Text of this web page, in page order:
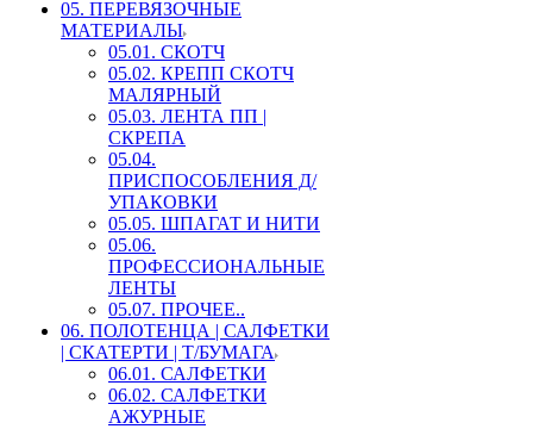
05. ПЕРЕВЯЗОЧНЫЕ
МАТЕРИАЛЫ
05.01. СКОТЧ
05.02. КРЕПП СКОТЧ
МАЛЯРНЫЙ
05.03. ЛЕНТА ПП |
СКРЕПА
05.04.
ПРИСПОСОБЛЕНИЯ Д/
УПАКОВКИ
05.05. ШПАГАТ И НИТИ
05.06.
ПРОФЕССИОНАЛЬНЫЕ
ЛЕНТЫ
05.07. ПРОЧЕЕ..
06. ПОЛОТЕНЦА | САЛФЕТКИ
| СКАТЕРТИ | Т/БУМАГА
06.01. САЛФЕТКИ
06.02. САЛФЕТКИ
АЖУРНЫЕ